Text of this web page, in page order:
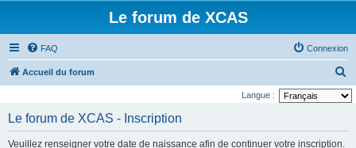
Le forum de XCAS
FAQ Connexion
Accueil du forum
e
Langue :
Le forum de XCAS - Inscription
Veuillez renseigner votre date de naissance afin de continuer votre inscription.